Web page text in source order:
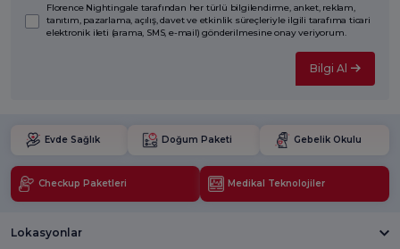
Florence Nightingale tarafından her türlü bilgilendirme, anket, reklam,
tanıtım, pazarlama, açılış, davet ve etkinlik süreçleriyle ilgili tarafıma ticari
elektronik ileti (arama, SMS, e-mail) gönderilmesine onay veriyorum.
Bilgi Al
Evde Sağlık Doğum Paketi Gebelik Okulu
Checkup Paketleri Medikal Teknolojiler
Lokasyonlar